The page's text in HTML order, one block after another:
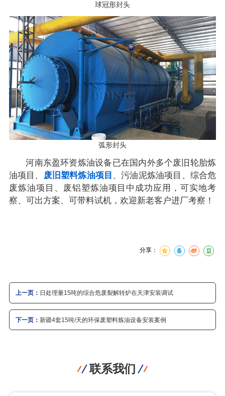
球冠形封头
弧形封头
河南东盈环资炼油设备已在国内外多个废旧轮胎炼
油项目、 废旧塑料炼油项目 、污油泥炼油项目、综合危
废炼油项目、废铝塑炼油项目中成功应用，可实地考
察、可出方案、可带料试机，欢迎新老客户进厂考察！
分享：
上一页： 日处理量15吨的综合危废裂解转炉在天津安装调试
下一页： 新疆4套15吨/天的环保废塑料炼油设备安装案例
联系我们